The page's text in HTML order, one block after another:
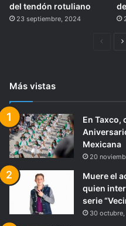
del tendón rotuliano
23 septiembre, 2024
Página
Más vistas
En Taxco,
Mexicana
20
Muere el
quien
serie
30 octubre,